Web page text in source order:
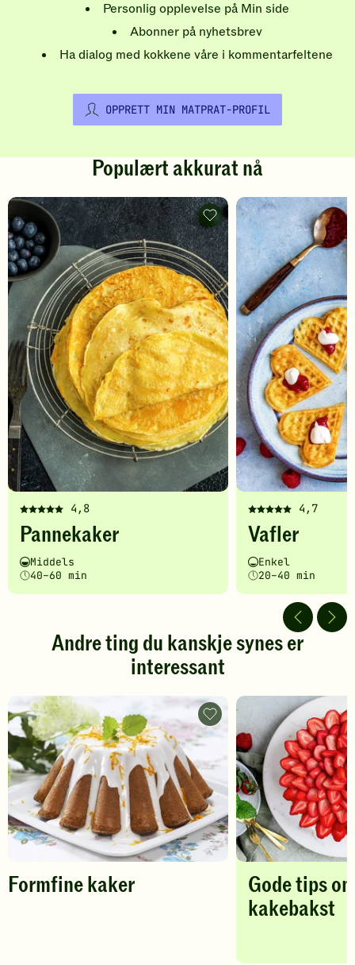
Personlig opplevelse på Min side
Abonner på nyhetsbrev
Ha dialog med kokkene våre i kommentarfeltene
OPPRETT MIN MATPRAT-PROFIL
Populært akkurat nå
4,8
Denne
oppskriften
fått
5
av
stjerner.
gi
din
vurdering.
Pannekaker
Vanskelighetsgrad
Middels
Tilberedningstid
40–60 min
Pannekaker
-
legg
til
favoritter
4,7
Denne
oppskriften
fått
5
av
stjerner.
Klikk
gi
vurdering.
Vafler
Vanskelighetsgrad
Enkel
Tilberedningstid
20–40 min
Andre ting du kanskje synes er
interessant
Formfine kaker
Formfine
kaker
legg
til
favoritter
Gode tips
kakebakst